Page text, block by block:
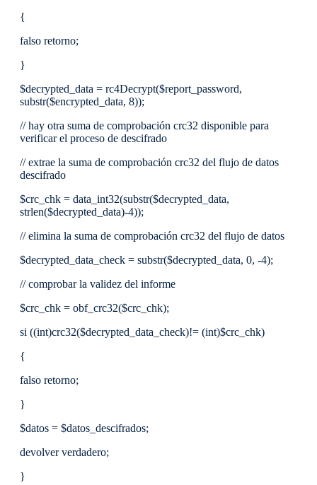
{
falso retorno;
}
$decrypted_data = rc4Decrypt($report_password,
substr($encrypted_data, 8));
// hay otra suma de comprobación crc32 disponible para
verificar el proceso de descifrado
// extrae la suma de comprobación crc32 del flujo de datos
descifrado
$crc_chk = data_int32(substr($decrypted_data,
strlen($decrypted_data)-4));
// elimina la suma de comprobación crc32 del flujo de datos
$decrypted_data_check = substr($decrypted_data, 0, -4);
// comprobar la validez del informe
$crc_chk = obf_crc32($crc_chk);
si ((int)crc32($decrypted_data_check)!= (int)$crc_chk)
{
falso retorno;
}
$datos = $datos_descifrados;
devolver verdadero;
}